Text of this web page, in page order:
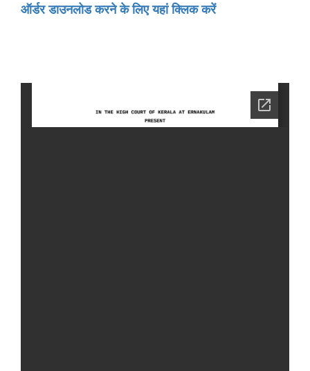
ऑर्डर डाउनलोड करने के लिए यहां क्लिक करें